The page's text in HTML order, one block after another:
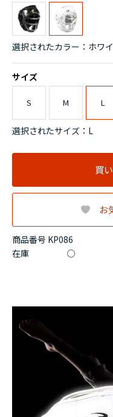
商品番号 KP086
在庫 ○
選択されたカラー：ホワ
サイズ
S M L
選択されたサイズ：L
買
お